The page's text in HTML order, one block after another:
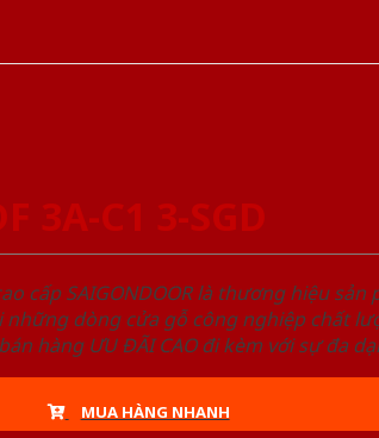
3A-C1 3-SGD
cấp SAIGONDOOR là thương hiệu
dòng cửa gỗ công nghiệp chất
hàng ƯU ĐÃI CAO đi kèm với sự đa
MUA HÀNG NHANH